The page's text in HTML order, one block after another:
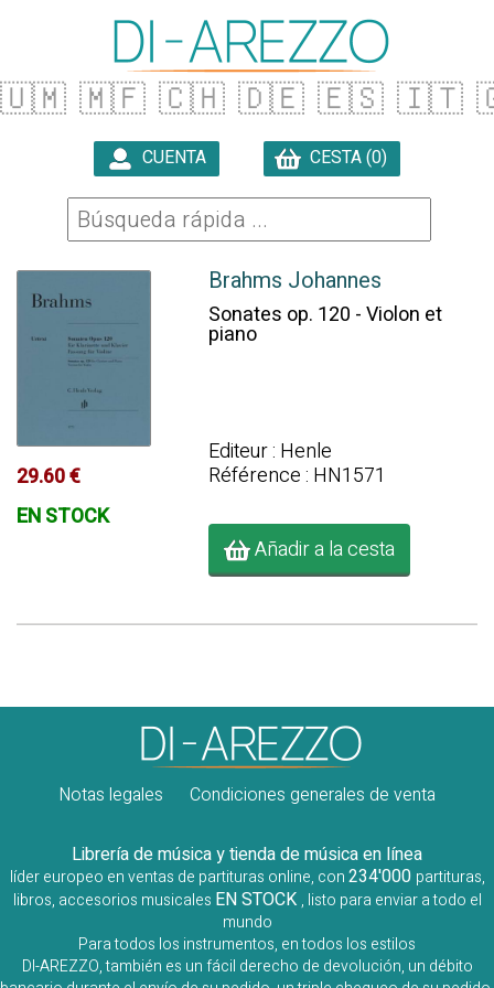
🇺🇲 🇲🇫 🇨🇭 🇩🇪 🇪🇸 🇮🇹
CUENTA CESTA (0)
29.60 €
EN STOCK
Brahms Johannes
Sonates op. 120 - Violon et
piano
Editeur : Henle
Référence : HN1571
Añadir a la cesta
Notas legales Condiciones generales de venta
Librería de música y tienda de música en línea
líder europeo en ventas de partituras online, con234'000 partituras,
libros, accesorios musicales EN STOCK , listo para enviar a todo el
mundo
Para todos los instrumentos, en todos los estilos
DI-AREZZO, también es un fácil derecho de devolución, un débito